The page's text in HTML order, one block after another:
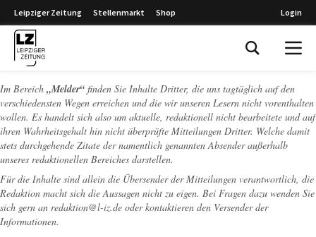
Leipziger Zeitung Stellenmarkt Shop Login
Im Bereich „Melder“ finden Sie Inhalte Dritter, die uns tagtäglich auf den
verschiedensten Wegen erreichen und die wir unseren Lesern nicht vorenthalten
wollen. Es handelt sich also um aktuelle, redaktionell nicht bearbeitete und auf
ihren Wahrheitsgehalt hin nicht überprüfte Mitteilungen Dritter. Welche damit
stets durchgehende Zitate der namentlich genannten Absender außerhalb
unseres redaktionellen Bereiches darstellen.
Für die Inhalte sind allein die Übersender der Mitteilungen verantwortlich, die
Redaktion macht sich die Aussagen nicht zu eigen. Bei Fragen dazu wenden Sie
sich gern an redaktion@l-iz.de oder kontaktieren den Versender der
Informationen.